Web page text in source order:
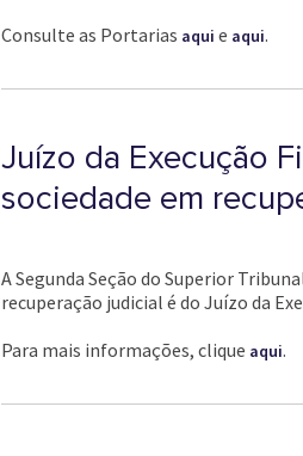
Consulte as Portarias aqui e aqui.
Juízo da Execução
sociedade em
A Segunda Seção do Superior
recuperação judicial é do Juízo da
Para mais informações, clique aqui.